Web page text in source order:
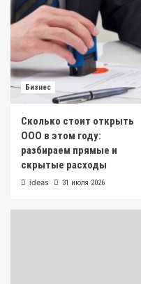
Бизнес
Сколько стоит открыть
ООО в этом году:
разбираем прямые и
скрытые расходы
ideas 31 июля 2026